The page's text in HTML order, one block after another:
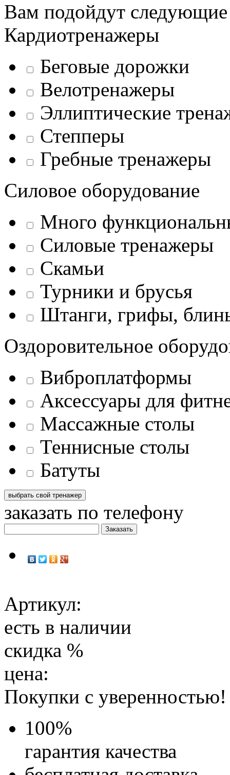
Вам подойдут
Кардиотренажеры
Беговые дорожки
Велотренажеры
Эллиптические
Степперы
Гребные тренажеры
Силовое оборудование
Много
Силовые тренажеры
Скамьи
Турники и брусья
Штанги, грифы,
Оздоровительное
Виброплатформы
Аксессуары для
Массажные столы
Теннисные столы
Батуты
заказать по телефону
Артикул:
есть в наличии
скидка %
цена:
Покупки с уверенностью!
100%
гарантия качества